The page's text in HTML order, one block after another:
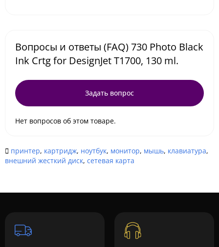
Вопросы и ответы (FAQ) 730 Photo Black
Ink Crtg for DesignJet T1700, 130 ml.
Задать вопрос
Нет вопросов об этом товаре.
принтер, картридж, ноутбук, монитор, мышь, клавиатура,
внешний жесткий диск, сетевая карта